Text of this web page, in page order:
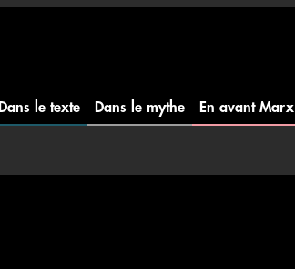
Dans le texte Dans le mythe En avant Marx